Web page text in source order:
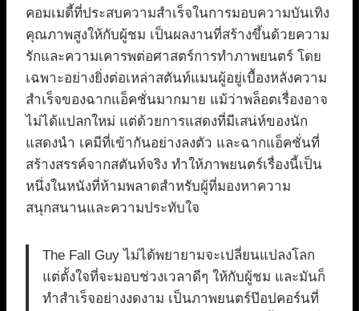
คอมเมดี้ที่ประสบความสำเร็จในการมอบความบันเทิง
คุณภาพสูงให้กับผู้ชม เป็นผลงานที่สร้างขึ้นด้วยความ
รักและความเคารพต่อศาสตร์การทำภาพยนตร์ โดย
เฉพาะอย่างยิ่งต่อเหล่าสตันท์แมนผู้อยู่เบื้องหลังความ
สำเร็จของฉากแอ็คชั่นมากมาย แม้ว่าพล็อตเรื่องอาจ
ไม่ได้แปลกใหม่ แต่ด้วยการแสดงที่มีเสน่ห์ของนัก
แสดงนำ เคมีที่เข้ากันอย่างลงตัว และฉากแอ็คชั่นที่
สร้างสรรค์จากสตันท์จริง ทำให้ภาพยนตร์เรื่องนี้เป็น
หนึ่งในหนังที่ห้ามพลาดสำหรับผู้ที่มองหาความ
สนุกสนานและความประทับใจ
The Fall Guy ไม่ได้พยายามจะเปลี่ยนแปลงโลก
แต่ตั้งใจที่จะมอบช่วงเวลาดีๆ ให้กับผู้ชม และมันก็
ทำสำเร็จอย่างงดงาม เป็นภาพยนตร์ป๊อปคอร์นที่